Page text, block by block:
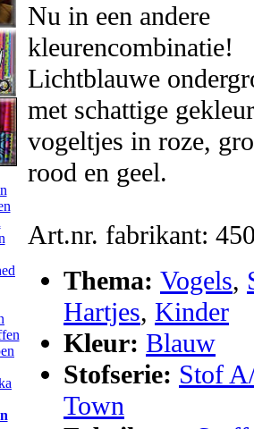
Nu in een andere
kleurencombinatie!
Lichtblauwe
met schattige
vogeltjes in roze,
rood en geel.
Art.nr. fabrikant:
Thema: Vogels,
Hartjes, Kinder
Kleur: Blauw
Stofserie: Stof
Town